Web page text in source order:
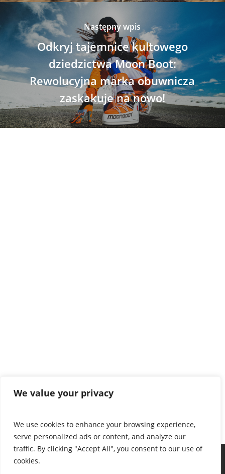
We value your privacy
We use cookies to enhance your browsing experience,
serve personalized ads or content, and analyze our
traffic. By clicking "Accept All", you consent to our use of
cookies.
Następny wpis
Odkryj tajemnice kultowego
dziedzictwa Moon Boot:
Rewolucyjna marka obuwnicza
zaskakuje na nowo!